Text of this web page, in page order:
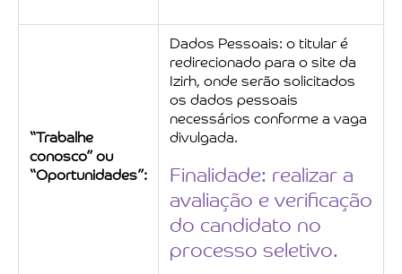
“Trabalhe
conosco” ou
“Oportunidades”:
Dados Pessoais: o titular é
redirecionado para o site da
Izirh, onde serão solicitados
os dados pessoais
necessários conforme a vaga
divulgada.
Finalidade: realizar a
avaliação e verificação
do candidato no
processo seletivo.